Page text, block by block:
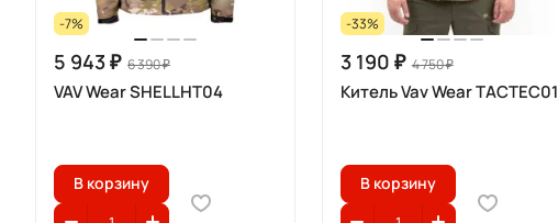
-7%
5 943 ₽ 6 390 ₽
VAV Wear SHELLHT04
В корзину
-33%
3 190 ₽ 4 750 ₽
Китель Vav Wear TACTEC01
В корзину